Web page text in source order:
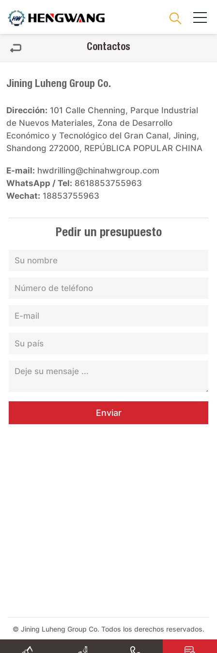
Contactos
Jining Luheng Group Co.
Dirección: 101 Calle Chenning, Parque Industrial
de Nuevos Materiales, Zona de Desarrollo
Económico y Tecnológico del Gran Canal, Jining,
Shandong 272000, REPÚBLICA POPULAR CHINA
E-mail: hwdrilling@chinahwgroup.com
WhatsApp / Tel: 8618853755963
Wechat: 18853755963
Pedir un presupuesto
Enviar
© Jining Luheng Group Co. Todos los derechos reservados.